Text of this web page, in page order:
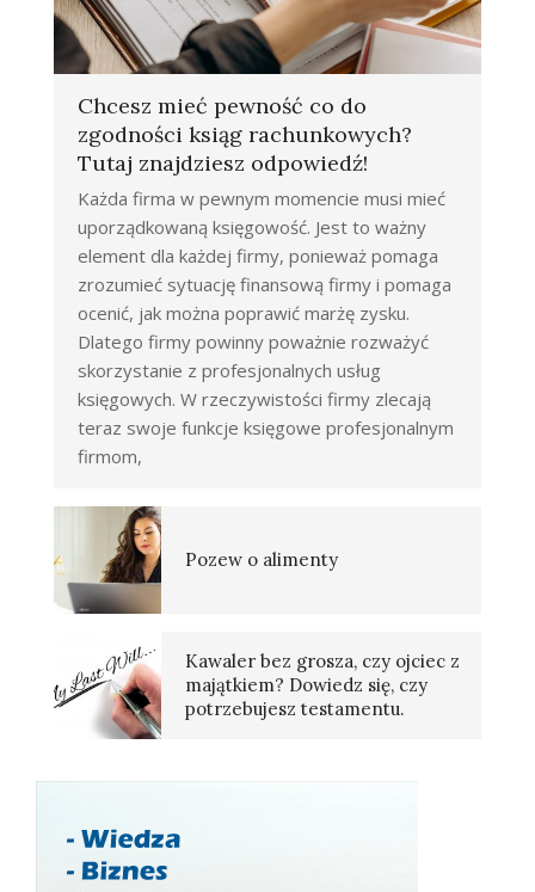
Chcesz mieć pewność co do
zgodności ksiąg rachunkowych?
Tutaj znajdziesz odpowiedź!
Każda firma w pewnym momencie musi mieć
uporządkowaną księgowość. Jest to ważny
element dla każdej firmy, ponieważ pomaga
zrozumieć sytuację finansową firmy i pomaga
ocenić, jak można poprawić marżę zysku.
Dlatego firmy powinny poważnie rozważyć
skorzystanie z profesjonalnych usług
księgowych. W rzeczywistości firmy zlecają
teraz swoje funkcje księgowe profesjonalnym
firmom,
Pozew o alimenty
Kawaler bez grosza, czy ojciec z
majątkiem? Dowiedz się, czy
potrzebujesz testamentu.